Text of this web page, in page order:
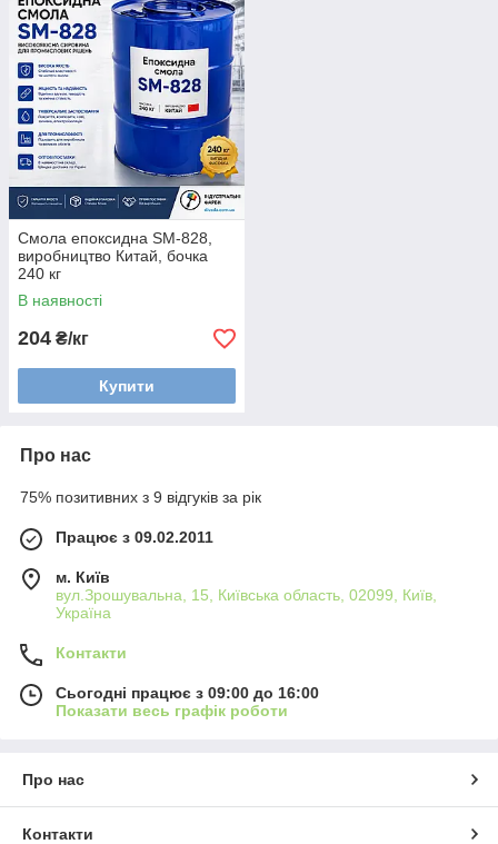
Смола епоксидна SM-828,
виробництво Китай, бочка
240 кг
В наявності
204 ₴/кг
Купити
Про нас
75% позитивних з 9 відгуків за рік
Працює з 09.02.2011
м. Київ
вул.Зрошувальна, 15, Київська область, 02099, Київ,
Україна
Контакти
Сьогодні працює з 09:00 до 16:00
Показати весь графік роботи
Про нас
Контакти